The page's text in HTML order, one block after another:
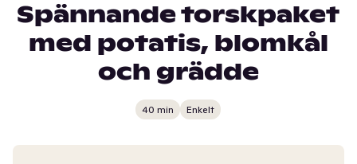
Spännande torskpaket
med potatis, blomkål
och grädde
40 min Enkelt